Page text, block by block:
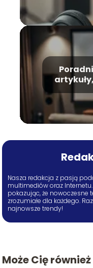
Nasza redakcja z pasją
multimediów oraz
pokazując, że
zrozumiałe dla każdego.
najnowsze trendy!
Może Cię